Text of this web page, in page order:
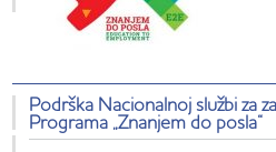
Podrška Nacionalnoj službi za
Programa „Znanjem do posla“